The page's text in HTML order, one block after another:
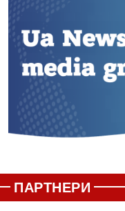
ПАРТНЕРИ